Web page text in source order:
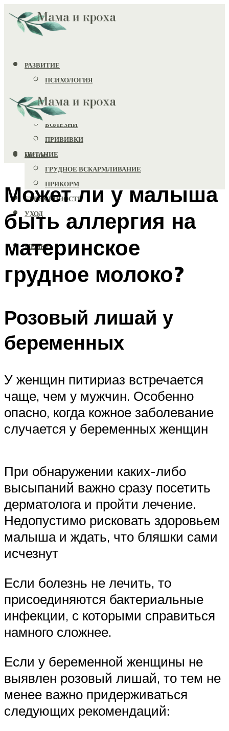
РАЗВИТИЕ
ПСИХОЛОГИЯ
ИГРУШКИ
ЗДОРОВЬЕ
БОЛЕЗНИ
ПРИВИВКИ
ПИТАНИЕ
ГРУДНОЕ ВСКАРМЛИВАНИЕ
ПРИКОРМ
БЕРЕМЕННОСТЬ
УХОД
МЕНЮ
МЕНЮ
Может ли у малыша
быть аллергия на
материнское
грудное молоко?
Розовый лишай у
беременных
У женщин питириаз встречается
чаще, чем у мужчин. Особенно
опасно, когда кожное заболевание
случается у беременных женщин
При обнаружении каких-либо
высыпаний важно сразу посетить
дерматолога и пройти лечение.
Недопустимо рисковать здоровьем
малыша и ждать, что бляшки сами
исчезнут
Если болезнь не лечить, то
присоединяются бактериальные
инфекции, с которыми справиться
намного сложнее.
Если у беременной женщины не
выявлен розовый лишай, то тем не
менее важно придерживаться
следующих рекомендаций: